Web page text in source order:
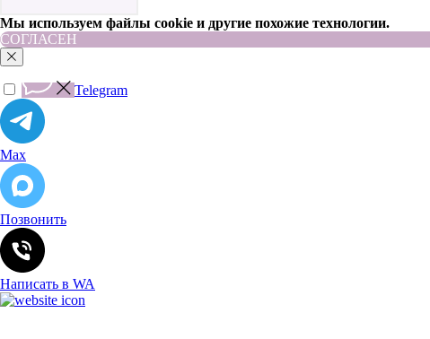
Мы используем файлы cookie и другие похожие технологии.
СОГЛАСЕН
Telegram
Max
Позвонить
Написать в WA